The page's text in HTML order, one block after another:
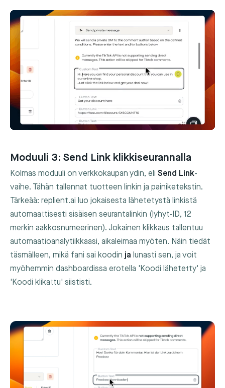
Moduuli 3: Send Link klikkiseurannalla
Kolmas moduuli on verkkokaupan ydin, eli Send Link-
vaihe. Tähän tallennat tuotteen linkin ja painiketekstin.
Tärkeää: replient.ai luo jokaisesta lähetetystä linkistä
automaattisesti sisäisen seurantalinkin (lyhyt-ID, 12
merkin aakkosnumeerinen). Jokainen klikkaus tallentuu
automaatioanalytiikkaasi, aikaleimaa myöten. Näin tiedät
täsmälleen, mikä fani sai koodin ja lunasti sen, ja voit
myöhemmin dashboardissa erotella 'Koodi lähetetty' ja
'Koodi klikattu' siististi.